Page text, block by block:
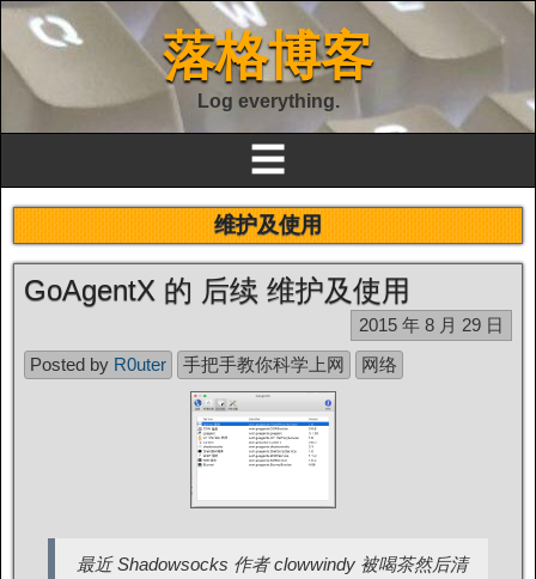
落格博客
Log everything.
☰
维护及使用
GoAgentX 的 后续 维护及使用
2015 年 8 月 29 日
Posted by R0uter 手把手教你科学上网 网络
最近 Shadowsocks 作者 clowwindy 被喝茶然后清